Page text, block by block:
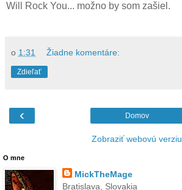
Will Rock You... možno by som zašiel.
o 1:31 Žiadne komentáre:
Zdieľať
‹ Domov
Zobraziť webovú verziu
O mne
MickTheMage
Bratislava, Slovakia